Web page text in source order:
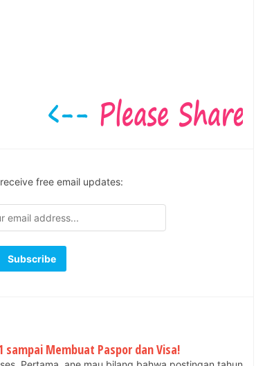
free email updates:
sampai Membuat Paspor dan Visa!